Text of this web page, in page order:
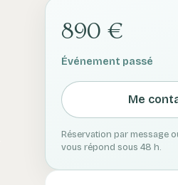
890 €
Événement passé
Me
Réservation par message
vous répond sous 48 h.